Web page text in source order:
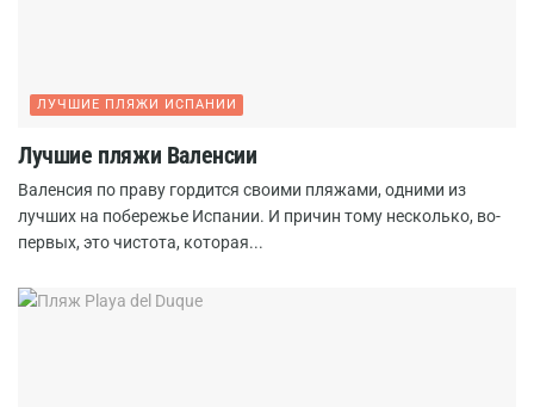
ЛУЧШИЕ ПЛЯЖИ ИСПАНИИ
Лучшие пляжи Валенсии
Валенсия по праву гордится своими пляжами, одними из
лучших на побережье Испании. И причин тому несколько, во-
первых, это чистота, которая...